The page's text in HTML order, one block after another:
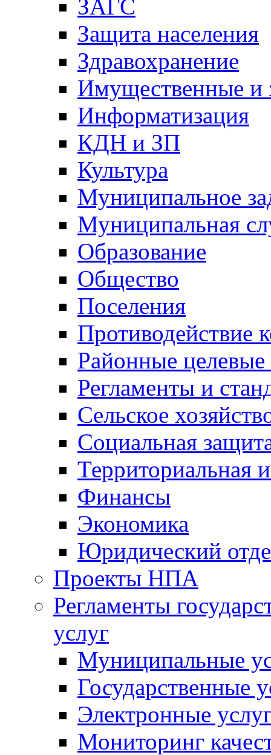
ЗАГС
Защита населения
Здравохранение
Имущественные и
Информатизация
КДН и ЗП
Культура
Муниципальное
Муниципальная
Образование
Общество
Поселения
Противодействие
Районные
Регламенты и
Сельское
Социальная
Территориальная
Финансы
Экономика
Юридический
Проекты НПА
Регламенты
услуг
Муниципальные
Государственные
Электронные
Мониторинг